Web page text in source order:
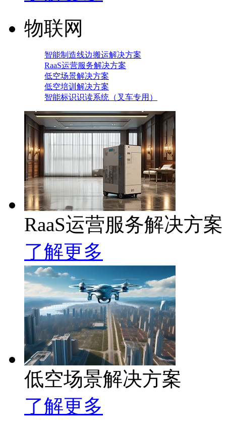
物联网
智能制造线边搬运解决方案
RaaS运营服务解决方案
低空场景解决方案
低空培训解决方案
智能标识识读系统（叉车专用）
RaaS运营服务解决方案
了解更多
低空场景解决方案
了解更多